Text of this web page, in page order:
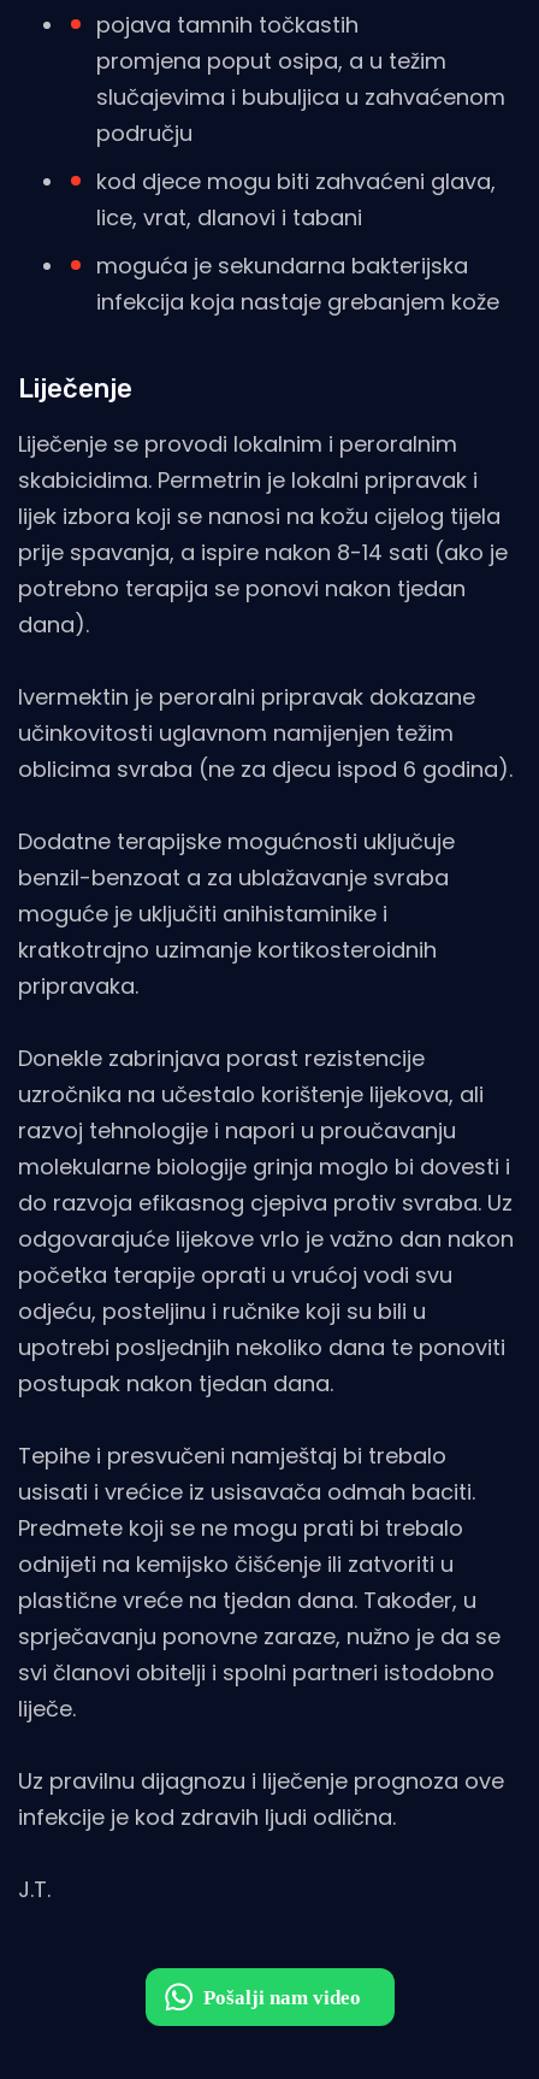
pojava tamnih točkastih
promjena poput osipa, a u težim
slučajevima i bubuljica u zahvaćenom
području
kod djece mogu biti zahvaćeni glava,
lice, vrat, dlanovi i tabani
moguća je sekundarna bakterijska
infekcija koja nastaje grebanjem kože
Liječenje
Liječenje se provodi lokalnim i peroralnim
skabicidima. Permetrin je lokalni pripravak i
lijek izbora koji se nanosi na kožu cijelog tijela
prije spavanja, a ispire nakon 8-14 sati (ako je
potrebno terapija se ponovi nakon tjedan
dana).
Ivermektin je peroralni pripravak dokazane
učinkovitosti uglavnom namijenjen težim
oblicima svraba (ne za djecu ispod 6 godina).
Dodatne terapijske mogućnosti uključuje
benzil-benzoat a za ublažavanje svraba
moguće je uključiti anihistaminike i
kratkotrajno uzimanje kortikosteroidnih
pripravaka.
Donekle zabrinjava porast rezistencije
uzročnika na učestalo korištenje lijekova, ali
razvoj tehnologije i napori u proučavanju
molekularne biologije grinja moglo bi dovesti i
do razvoja efikasnog cjepiva protiv svraba. Uz
odgovarajuće lijekove vrlo je važno dan nakon
početka terapije oprati u vrućoj vodi svu
odjeću, posteljinu i ručnike koji su bili u
upotrebi posljednjih nekoliko dana te ponoviti
postupak nakon tjedan dana.
Tepihe i presvučeni namještaj bi trebalo
usisati i vrećice iz usisavača odmah baciti.
Predmete koji se ne mogu prati bi trebalo
odnijeti na kemijsko čišćenje ili zatvoriti u
plastične vreće na tjedan dana. Također, u
sprječavanju ponovne zaraze, nužno je da se
svi članovi obitelji i spolni partneri istodobno
liječe.
Uz pravilnu dijagnozu i liječenje prognoza ove
infekcije je kod zdravih ljudi odlična.
J.T.